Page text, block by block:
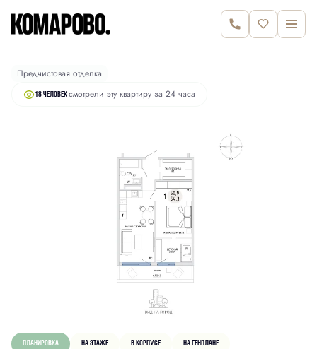
1-комнатная54.3 м 2 8 760 000 руб.
Предчистовая отделка
18 человексмотрели эту квартиру за 24 часа
Планировка На этаже В корпусе На генплане